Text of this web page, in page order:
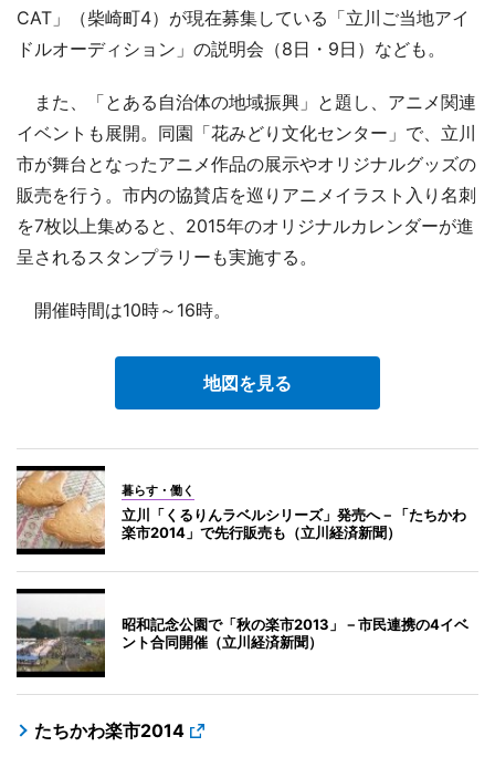
CAT」（柴崎町4）が現在募集している「立川ご当地アイ
ドルオーディション」の説明会（8日・9日）なども。
また、「とある自治体の地域振興」と題し、アニメ関連
イベントも展開。同園「花みどり文化センター」で、立川
市が舞台となったアニメ作品の展示やオリジナルグッズの
販売を行う。市内の協賛店を巡りアニメイラスト入り名刺
を7枚以上集めると、2015年のオリジナルカレンダーが進
呈されるスタンプラリーも実施する。
開催時間は10時～16時。
地図を見る
暮らす・働く
立川「くるりんラベルシリーズ」発売へ－「たちかわ
楽市2014」で先行販売も（立川経済新聞）
昭和記念公園で「秋の楽市2013」－市民連携の4イベ
ント合同開催（立川経済新聞）
たちかわ楽市2014